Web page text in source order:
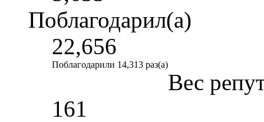
Поблагодарил(а)
22,656
Поблагодарили 14,313 раз(а)
Вес
161